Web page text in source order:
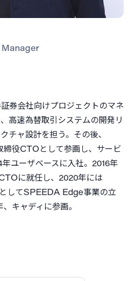
券会社向けプロジェクトのマネ
高速為替取引システムの開発リ
チャ設計を担う。その後、
役CTOとして参画し、サービ
ユーザベースに入社。2016年
に就任し、2020年には
してSPEEDA Edge事業の立
キャディに参画。